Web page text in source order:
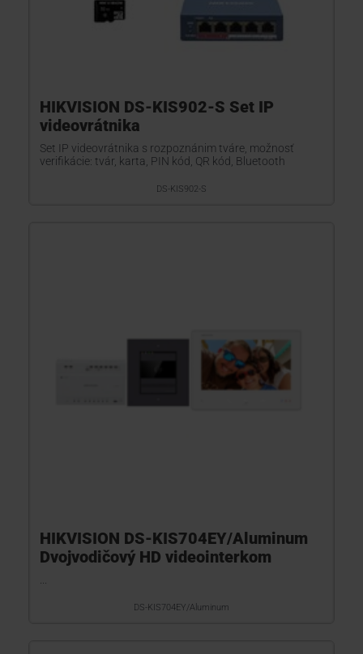
HIKVISION DS-KIS902-S Set IP
videovrátnika
Set IP videovrátnika s rozpoznánim tváre, možnosť
verifikácie: tvár, karta, PIN kód, QR kód, Bluetooth
DS-KIS902-S
HIKVISION DS-KIS704EY/Aluminum
Dvojvodičový HD videointerkom
DS-KIS704EY/Aluminum